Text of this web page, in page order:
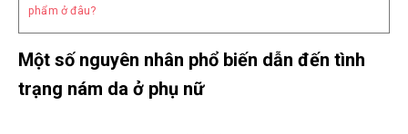
phẩm ở đâu?
Một số nguyên nhân phổ biến dẫn đến tình
trạng nám da ở phụ nữ